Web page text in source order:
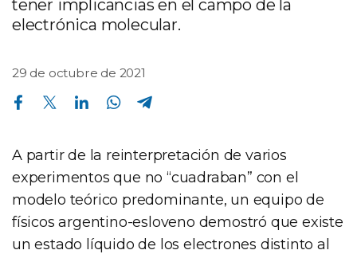
tener implicancias en el campo de la
electrónica molecular.
29 de octubre de 2021
Compartir en Facebook Compartir en Twitter Compartir en Linkedin Compartir en Whatsapp
A partir de la reinterpretación de varios
experimentos que no “cuadraban” con el
modelo teórico predominante, un equipo de
físicos argentino-esloveno demostró que existe
un estado líquido de los electrones distinto al